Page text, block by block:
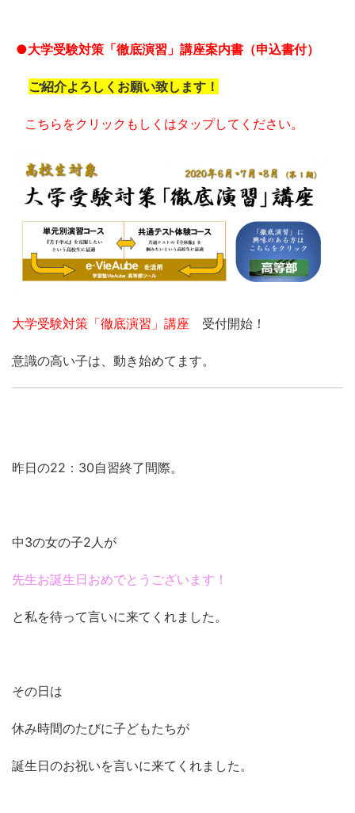
●大学受験対策「徹底演習」講座案内書（申込書付）
ご紹介よろしくお願い致します！
こちらをクリックもしくはタップしてください。
大学受験対策「徹底演習」講座 受付開始！
意識の高い子は、動き始めてます。
昨日の22：30自習終了間際。
中3の女の子2人が
先生お誕生日おめでとうございます！
と私を待って言いに来てくれました。
その日は
休み時間のたびに子どもたちが
誕生日のお祝いを言いに来てくれました。